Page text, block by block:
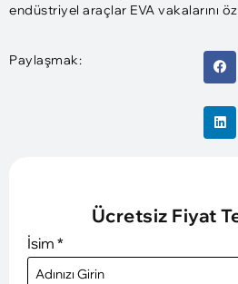
endüstriyel araçlar EVA vakalarını
Paylaşmak:
Ücretsiz Fiyat
İsim *